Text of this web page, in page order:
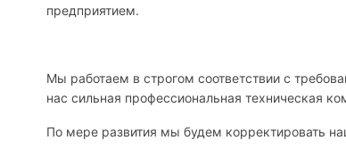
предприятием.
Мы работаем в строгом соответствии с
нас сильная профессиональная техническая
По мере развития мы будем корректировать